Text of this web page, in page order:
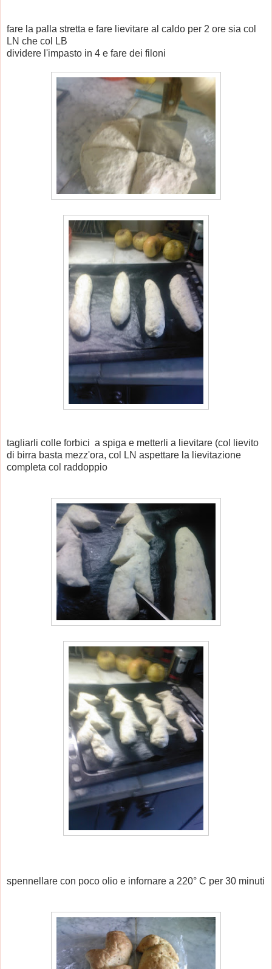
fare la palla stretta e fare lievitare al caldo per 2 ore sia col
LN che col LB
dividere l'impasto in 4 e fare dei filoni
tagliarli colle forbici a spiga e metterli a lievitare (col lievito
di birra basta mezz'ora, col LN aspettare la lievitazione
completa col raddoppio
spennellare con poco olio e infornare a 220° C per 30 minuti